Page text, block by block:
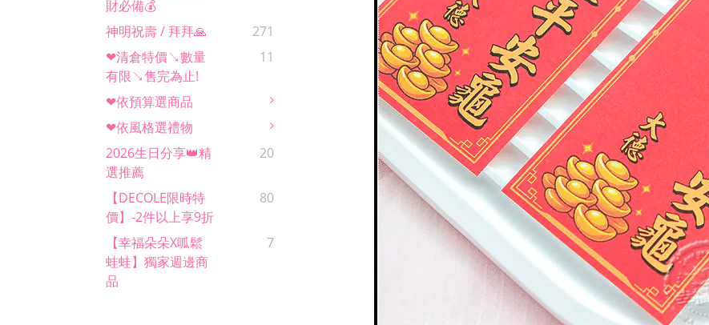
財必備💰
神明祝壽 / 拜拜🙏
271
❤清倉特價↘數量
有限↘售完為止!
11
❤依預算選商品
❤依風格選禮物
2026生日分享👑精
選推薦
20
【DECOLE限時特
價】-2件以上享9折
80
【幸福朵朵x呱鬆
蛙蛙】獨家週邊商
品
7